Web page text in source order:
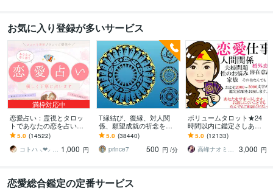
お気に入り登録が多いサービス
満枠対応中
恋愛占い：霊視とタロッ
トであなたの恋を占いま
す 復縁・片想い・複雑
愛・夫婦問題…お悩みに
優しく寄り添います♡
5.0 (14522)
コトハ ⸜❤︎⸝ 新サービス提供開始✨️ 1,000 円
T縁結び、復縁、対人関
係、願望成就の祈念を承
ります 対象者の思いと状
況、対象者との対話、祈
念
5.0 (38440)
prince7
500 円 /分
ボリュームタロット★24
時間以内に鑑定さしあげ
ます 3000文字以上の鑑定
★希望者のみ一部カード
開示サービスあり
5.0 (12133)
高峰ナオミ タロット占い師
3,000 円
恋愛総合鑑定の定番サービス